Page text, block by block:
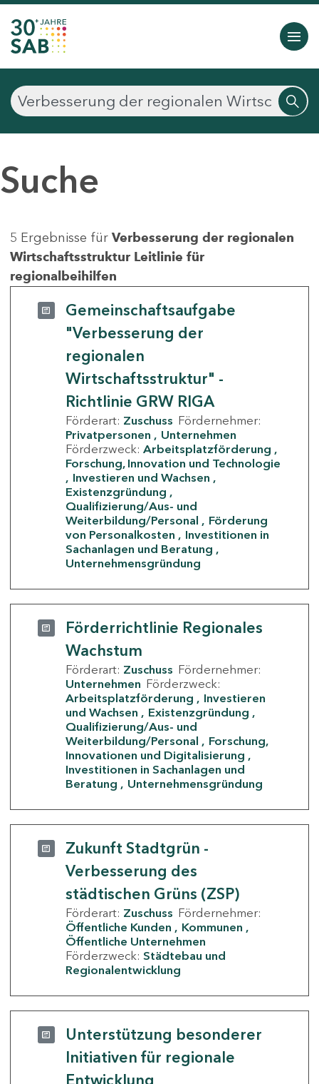
Suche
5 Ergebnisse für Verbesserung der regionalen
Wirtschaftsstruktur Leitlinie für
regionalbeihilfen
Gemeinschaftsaufgabe
"Verbesserung der
regionalen
Wirtschaftsstruktur" -
Richtlinie GRW RIGA
Förderart: Zuschuss Fördernehmer:
Privatpersonen
Unternehmen
Förderzweck: Arbeitsplatzförderung
Forschung, Innovation und Technologie
Investieren und Wachsen
Existenzgründung
Qualifizierung/Aus- und
Weiterbildung/Personal
Förderung
von Personalkosten
Investitionen in
Sachanlagen und Beratung
Unternehmensgründung
Förderrichtlinie Regionales
Wachstum
Förderart: Zuschuss Fördernehmer:
Unternehmen Förderzweck:
Arbeitsplatzförderung
Investieren
und Wachsen
Existenzgründung
Qualifizierung/Aus- und
Weiterbildung/Personal
Forschung,
Innovationen und Digitalisierung
Investitionen in Sachanlagen und
Beratung
Unternehmensgründung
Zukunft Stadtgrün -
Verbesserung des
städtischen Grüns (ZSP)
Förderart: Zuschuss Fördernehmer:
Öffentliche Kunden
Kommunen
Öffentliche Unternehmen
Förderzweck: Städtebau und
Regionalentwicklung
Unterstützung besonderer
Initiativen für regionale